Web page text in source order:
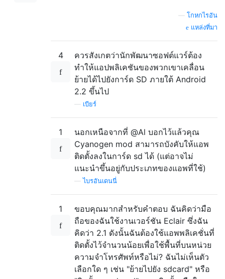
โกหกไรอัน
แหล่งที่มา
4
ควรสังเกตว่านักพัฒนาซอฟต์แวร์ต้อง
ทำให้แอปพลิเคชันของพวกเขาเคลื่อน
ย้ายได้ไปยังการ์ด SD ภายใต้ Android
2.2 ขึ้นไป
เบียร์
1
นอกเหนือจากที่ @Al บอกไว้แล้วคุณ
Cyanogen mod สามารถบังคับให้แอพ
ติดตั้งลงในการ์ด sd ได้ (แต่อาจไม่
แนะนำขึ้นอยู่กับประเภทของแอพที่ใช้)
—ไบรอันเดนนี่
1
ขอบคุณมากสำหรับคำตอบ ฉันคิดว่ามือ
ถือของฉันใช้งานเวอร์ชัน Eclair ซึ่งฉัน
คิดว่า 2.1 ดังนั้นฉันต้องใช้แอพพลิเคชั่นที่
ติดตั้งไว้จำนวนน้อยเพื่อใช้พื้นที่บนหน่วย
ความจำโทรศัพท์หรือไม่? ฉันไม่เห็นตัว
เลือกใด ๆ เช่น "ย้ายไปยัง sdcard" หรือ